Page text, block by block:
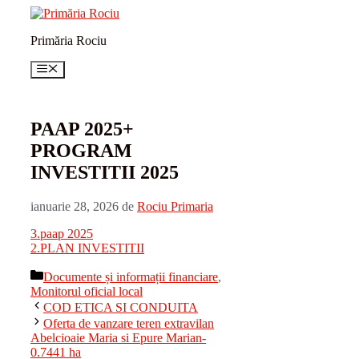
conținutPrimăria Rociu
Meniu
PAAP 2025+
PROGRAM
INVESTITII 2025
ianuarie 28, 2026 de Rociu Primaria
3.paap 2025
2.PLAN INVESTITII
Categorii
Documente și informații financiare,
Monitorul oficial local
COD ETICA SI CONDUITA
Oferta de vanzare teren extravilan
Abelcioaie Maria si Epure Marian-
0.7441 ha